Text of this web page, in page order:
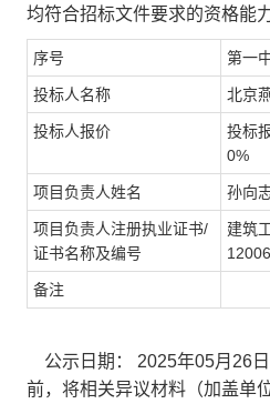
均符合招标文件要求的资格能
序号 第一
投标人名称 北京
投标人报价
投标
0%
项目负责人姓名 孙向
项目负责人注册执业证书/
证书名称及编号
建筑
备注
公示日期： 2025年05月26
前，将相关异议材料（加盖单